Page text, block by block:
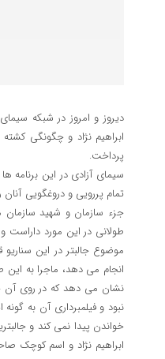
ابراهیم نژاد و چگونگی
پرداخت.
سیمای آزادی در این برنامه
تمام پررویی و دروغگویی آنان
جزء سازمان و شهید
طولانی در این مورد داراست
موضوع جالبتر در این
انجام می دهد، ماجرا به
نشان می دهد که در روی آن
نبود و فیلمبرداری آن به
خواندن پیدا نمی کند و
ابراهیم نژاد و اسم کوچک